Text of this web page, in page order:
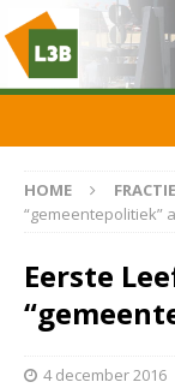
HOME FRACTIE
“gemeentepolitiek”
Eerste
4 december 2016